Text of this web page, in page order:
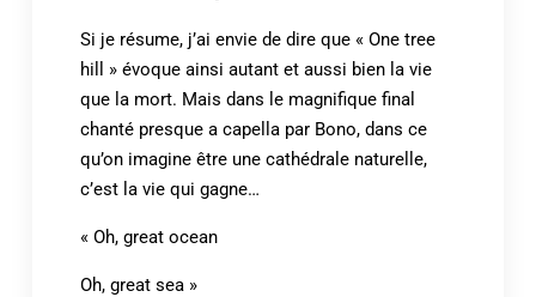
Si je résume, j’ai envie de dire que « One tree
hill » évoque ainsi autant et aussi bien la vie
que la mort. Mais dans le magnifique final
chanté presque a capella par Bono, dans ce
qu’on imagine être une cathédrale naturelle,
c’est la vie qui gagne…
« Oh, great ocean
Oh, great sea »